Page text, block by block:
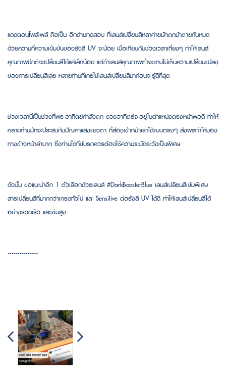
แดดตอนโพล้เพล้ ถือเป็น อีกด่านทดสอบ ที่เลนส์เปลี่ยนสีหลาค่ายมักตกม้าตายกันหมด
ด้วยความที่ความเข้มข้นของรังสี UV จะน้อย เมื่อเทียบกับช่วงเวลาเที่ยงๆ ทำให้เลนส์
คุณภาพปกติจะเปลี่ยนสีได้แค่เล็กน้อย แต่ถ้าเลนส์คุณภาพต่ำจะแทบไม่เห็นความเปลี่ยนแปลง
ของการเปลี่ยนสีเลย หลายท่านที่เคยใช้เลนส์เปลี่ยนสีมาก่อนจะรู้ดีที่สุด
ช่วงเวลานี้เป็นช่วงที่พระอาทิตย์กำลังตก ดวงอาทิตย์จะอยู่ในตำแหน่งตรงหน้าพอดี ทำให้
หลายท่านมักจะประสบกับปัญหาแสงแยงตา ที่ส่องเข้าหน้าเราได้แบบตรงๆ ส่งผลทำให้มอง
ทางข้างหน้าลำบาก ซึ่งท่านใดที่ขับรถควรต้องใช้ความระมัดระวังเป็นพิเศษ
ดังนั้น ขอแนะนำอีก 1 ตัวเลือกด้วยเลนส์ #DarkBoosterBlue เลนส์เปลียนสีเข้มพิเศษ
สารเปลี่ยนสีที่มากกว่าเกรดทั่วไป และ Sensitive ต่อรังสี UV ได้ดี ทำให้เลนส์เปลี่ยนสีได้
อย่างรวดเร็ว และเข้มสูง
---------------